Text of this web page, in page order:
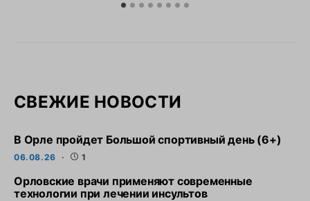
СВЕЖИЕ НОВОСТИ
В Орле пройдет Большой спортивный день (6+)
06.08.26 1
Орловские врачи применяют современные
технологии при лечении инсультов